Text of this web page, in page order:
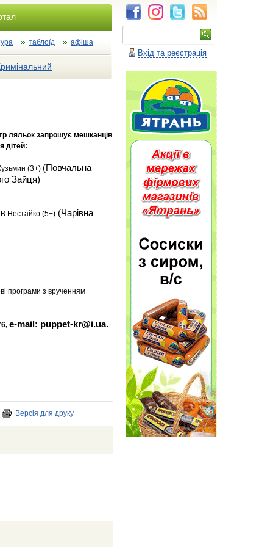
таблоїд афіша
ляльок запрошує мешканців
дітей:
(3+) (Повчальна
Зайця)
(5+) (Чарівна
програми з врученням
e-mail: puppet-kr@i.ua.
Версія для друку
Вхід та реєстрація